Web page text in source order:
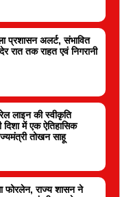
प्रशासन अलर्ट, संभावित
रात तक राहत एवं निगरानी
लाइन की स्वीकृति
में एक ऐतिहासिक
तोखन साहू
फोरलेन, राज्य शासन ने